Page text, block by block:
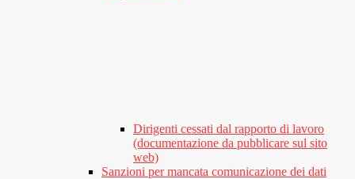
Dirigenti cessati dal rapporto di lavoro
(documentazione da pubblicare sul sito
web)
Sanzioni per mancata comunicazione dei dati